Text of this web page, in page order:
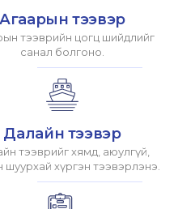
Агаарын тээвэр
тээврийн цогц шийдлийг
санал болгоно.
Далайн тээвэр
тээврийг хямд, аюулгүй,
шуурхай хүргэн тээвэрлэнэ.